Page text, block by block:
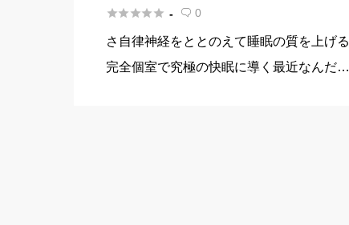
 -  0
さ自律神経をととのえて睡眠の質を上げる
完全個室で究極の快眠に導く最近なんだか